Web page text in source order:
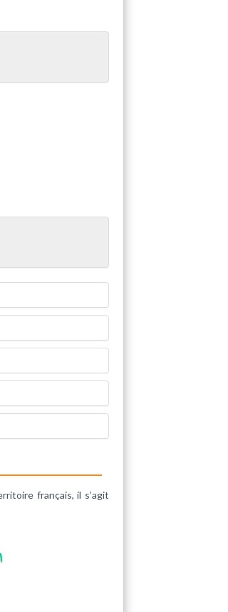
français, il s’agit